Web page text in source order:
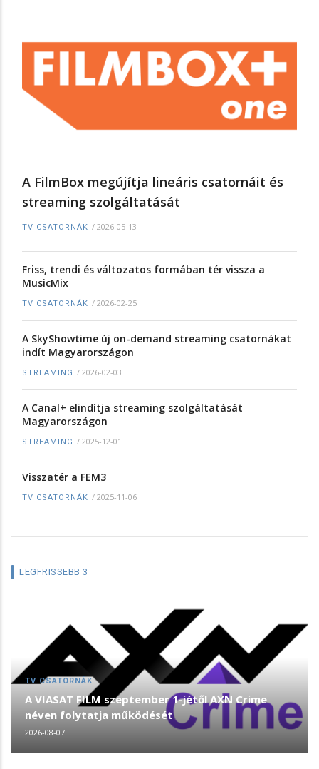
A FilmBox megújítja lineáris csatornáit és
streaming szolgáltatását
TV CSATORNÁK / 2026-05-13
Friss, trendi és változatos formában tér vissza a
MusicMix
TV CSATORNÁK / 2026-02-25
A SkyShowtime új on-demand streaming csatornákat
indít Magyarországon
STREAMING / 2026-02-03
A Canal+ elindítja streaming szolgáltatását
Magyarországon
STREAMING / 2025-12-01
Visszatér a FEM3
TV CSATORNÁK / 2025-11-06
LEGFRISSEBB 3
TV CSATORNÁK
A VIASAT FILM szeptember 1-jétől AXN Crime
néven folytatja működését
2026-08-07